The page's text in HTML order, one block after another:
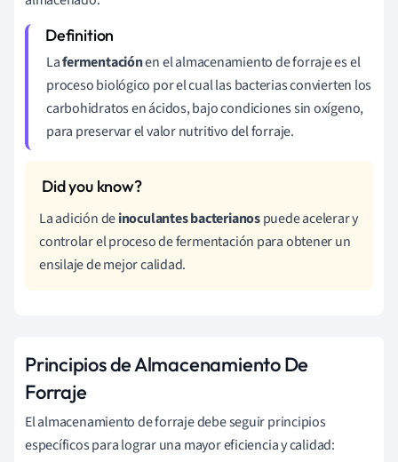
Lafermentaciónen el almacenamiento de forraje es el
proceso biológico por el cual las bacterias convierten los
carbohidratos en ácidos, bajo condiciones sin oxígeno,
para preservar el valor nutritivo del forraje.
La adición deinoculantes bacterianospuede acelerar y
controlar el proceso de fermentación para obtener un
ensilaje de mejor calidad.
Principios de Almacenamiento De
Forraje
El almacenamiento de forraje debe seguir principios
específicos para lograr una mayor eficiencia y calidad: